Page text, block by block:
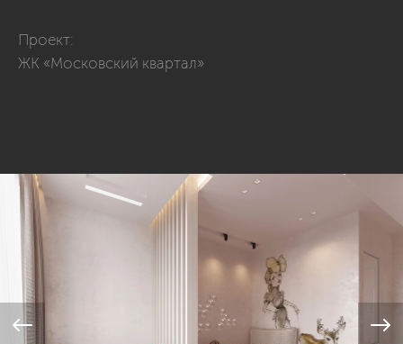
Проект:
ЖК «Московский квартал»